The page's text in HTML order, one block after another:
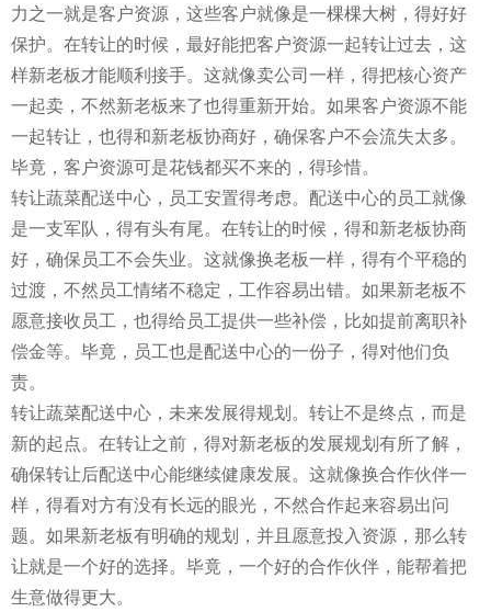
力之一就是客户资源，这些客户就像是一棵棵大树，得好好
保护。在转让的时候，最好能把客户资源一起转让过去，这
样新老板才能顺利接手。这就像卖公司一样，得把核心资产
一起卖，不然新老板来了也得重新开始。如果客户资源不能
一起转让，也得和新老板协商好，确保客户不会流失太多。
毕竟，客户资源可是花钱都买不来的，得珍惜。
转让蔬菜配送中心，员工安置得考虑。配送中心的员工就像
是一支军队，得有头有尾。在转让的时候，得和新老板协商
好，确保员工不会失业。这就像换老板一样，得有个平稳的
过渡，不然员工情绪不稳定，工作容易出错。如果新老板不
愿意接收员工，也得给员工提供一些补偿，比如提前离职补
偿金等。毕竟，员工也是配送中心的一份子，得对他们负
责。
转让蔬菜配送中心，未来发展得规划。转让不是终点，而是
新的起点。在转让之前，得对新老板的发展规划有所了解，
确保转让后配送中心能继续健康发展。这就像换合作伙伴一
样，得看对方有没有长远的眼光，不然合作起来容易出问
题。如果新老板有明确的规划，并且愿意投入资源，那么转
让就是一个好的选择。毕竟，一个好的合作伙伴，能帮着把
生意做得更大。